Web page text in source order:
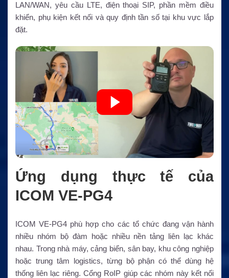
LAN/WAN, yêu cầu LTE, điện thoại SIP, phần mềm điều
khiển, phụ kiện kết nối và quy định tần số tại khu vực lắp
đặt.
Ứng dụng thực tế của
ICOM VE-PG4
ICOM VE-PG4 phù hợp cho các tổ chức đang vận hành
nhiều nhóm bộ đàm hoặc nhiều nền tảng liên lạc khác
nhau. Trong nhà máy, cảng biển, sân bay, khu công nghiệp
hoặc trung tâm logistics, từng bộ phận có thể dùng hệ
thống liên lạc riêng. Cổng RoIP giúp các nhóm này kết nối